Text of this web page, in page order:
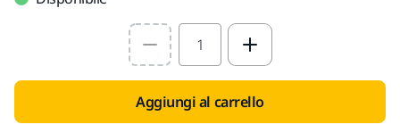
Select quantity value
Aggiungi al carrello